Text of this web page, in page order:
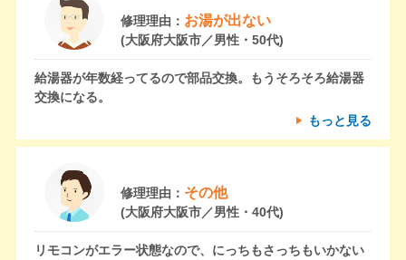
修理理由： お湯が出ない
(大阪府大阪市／男性・50代)
給湯器が年数経ってるので部品交換。もうそろそろ給湯器
交換になる。
もっと見る
修理理由： その他
(大阪府大阪市／男性・40代)
リモコンがエラー状態なので、にっちもさっちもいかない